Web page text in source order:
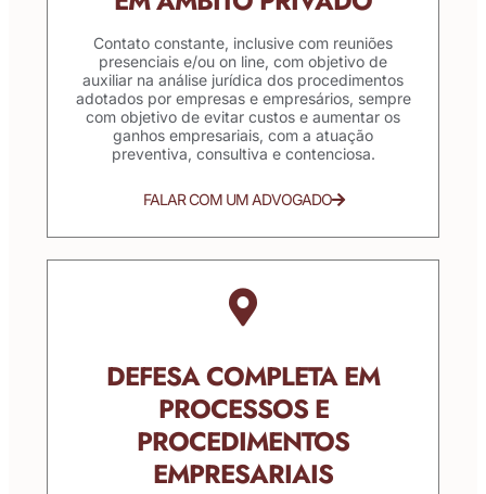
Contato constante, inclusive com reuniões
presenciais e/ou on line, com objetivo de
auxiliar na análise jurídica dos procedimentos
adotados por empresas e empresários, sempre
com objetivo de evitar custos e aumentar os
ganhos empresariais, com a atuação
preventiva, consultiva e contenciosa.
FALAR COM UM ADVOGADO
DEFESA COMPLETA EM
PROCESSOS E
PROCEDIMENTOS
EMPRESARIAIS